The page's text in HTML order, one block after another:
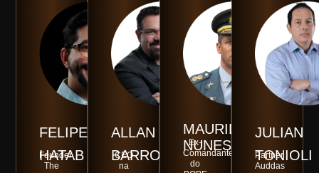
FELIPE
HATAB
Founder
The
ALLAN
BARROS
CEO
na
MAURILIO
NUNES
Ex-
Comandante
do
JULIAN
TONIOLI
Partner
Auddas